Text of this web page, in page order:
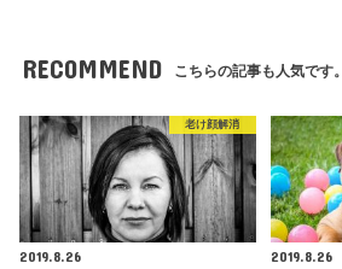
RECOMMEND こちらの記事も人気です。
老け顔解消
2019.8.26
2019.8.26